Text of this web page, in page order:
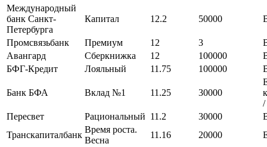
Международный
банк Санкт-
Петербурга
Капитал 12.2 50000
Промсвязьбанк Премиум 12 3
Авангард
Сберкнижка 12 100000
БФГ-Кредит
Лояльный 11.75 100000
Банк БФА Вклад №1 11.25 30000
/
Пересвет
Рациональный 11.2 30000
Транскапиталбанк
Время роста.
Весна
11.16 20000